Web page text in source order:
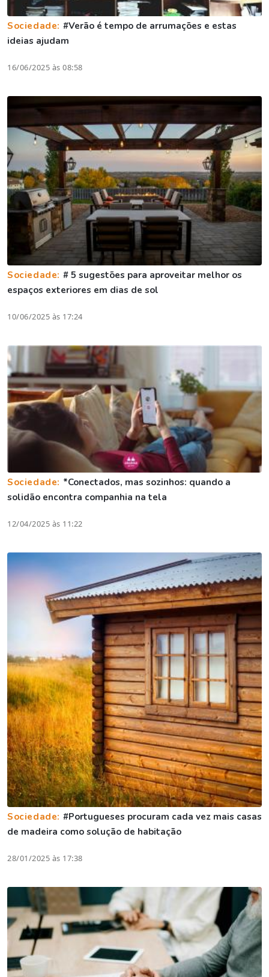
Sociedade: #Verão é tempo de arrumações e estas
ideias ajudam
16/06/2025 às 08:58
Sociedade: # 5 sugestões para aproveitar melhor os
espaços exteriores em dias de sol
10/06/2025 às 17:24
Sociedade: *Conectados, mas sozinhos: quando a
solidão encontra companhia na tela
12/04/2025 às 11:22
Sociedade: #Portugueses procuram cada vez mais casas
de madeira como solução de habitação
28/01/2025 às 17:38